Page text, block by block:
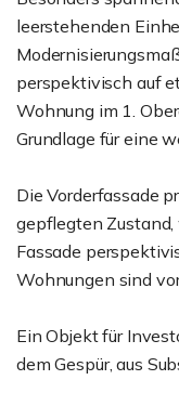
leerstehenden
perspektivisch auf
Wohnung im 1.
Grundlage für eine
Die Vorderfassade
gepflegten
Fassade
Wohnungen sind
Ein Objekt für
dem Gespür, aus